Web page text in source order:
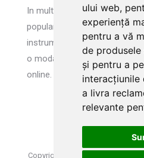
ului web,
experiență
pentru a vă
de
și pentru a
interacțiunile
a livra
relevante
In multe tari, Facebook a
populare platforme de social
instrument important de
o modalitate excelenta de a
online. Dar cum rezolvam
Copyright © 2015-2022